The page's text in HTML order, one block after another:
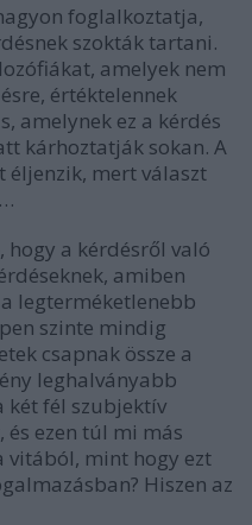
foglalkoztatja,
szokták tartani.
amelyek nem
értéktelennek
amelynek ez a kérdés
kárhoztatják sokan. A
éljenzik, mert választ
hogy a kérdésről való
amiben
legterméketlenebb
szinte mindig
csapnak össze a
leghalványabb
két fél szubjektív
és ezen túl mi más
vitából, mint hogy ezt
Hiszen az